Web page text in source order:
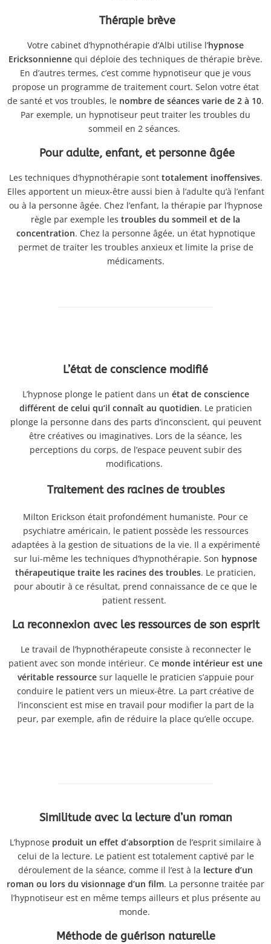
Thérapie brève
Votre cabinet d’hypnothérapie d’Albi utilise l’hypnose
Ericksonnienne qui déploie des techniques de thérapie brève.
En d’autres termes, c’est comme hypnotiseur que je vous
propose un programme de traitement court. Selon votre état
de santé et vos troubles, le nombre de séances varie de 2 à 10.
Par exemple, un hypnotiseur peut traiter les troubles du
sommeil en 2 séances.
Pour adulte, enfant, et personne âgée
Les techniques d’hypnothérapie sont totalement inoffensives.
Elles apportent un mieux-être aussi bien à l’adulte qu’à l’enfant
ou à la personne âgée. Chez l’enfant, la thérapie par l’hypnose
règle par exemple les troubles du sommeil et de la
concentration. Chez la personne âgée, un état hypnotique
permet de traiter les troubles anxieux et limite la prise de
médicaments.
L’état de conscience modifié
L’hypnose plonge le patient dans un état de conscience
différent de celui qu’il connaît au quotidien. Le praticien
plonge la personne dans des parts d’inconscient, qui peuvent
être créatives ou imaginatives. Lors de la séance, les
perceptions du corps, de l’espace peuvent subir des
modifications.
Traitement des racines de troubles
Milton Erickson était profondément humaniste. Pour ce
psychiatre américain, le patient possède les ressources
adaptées à la gestion de situations de la vie. Il a expérimenté
sur lui-même les techniques d’hypnothérapie. Son hypnose
thérapeutique traite les racines des troubles. Le praticien,
pour aboutir à ce résultat, prend connaissance de ce que le
patient ressent.
La reconnexion avec les ressources de son esprit
Le travail de l’hypnothérapeute consiste à reconnecter le
patient avec son monde intérieur. Ce monde intérieur est une
véritable ressourcesur laquelle le praticien s’appuie pour
conduire le patient vers un mieux-être. La part créative de
l’inconscient est mise en travail pour modifier la part de la
peur, par exemple, afin de réduire la place qu’elle occupe.
Similitude avec la lecture d’un roman
L’hypnose produit un effet d’absorption de l’esprit similaire à
celui de la lecture. Le patient est totalement captivé par le
déroulement de la séance, comme il l’est à la lecture d’un
roman ou lors du visionnage d’un film. La personne traitée par
l’hypnotiseur est en même temps ailleurs et plus présente au
monde.
Méthode de guérison naturelle